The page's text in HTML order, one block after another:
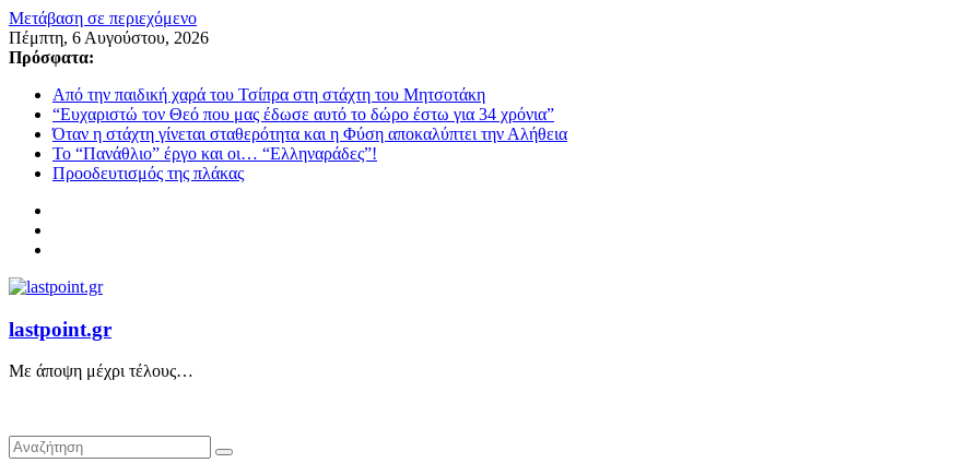
Μετάβαση σε περιεχόμενο
Πέμπτη, 6 Αυγούστου, 2026
Πρόσφατα:
Από την παιδική χαρά του Τσίπρα στη στάχτη του Μητσοτάκη
“Ευχαριστώ τον Θεό που μας έδωσε αυτό το δώρο έστω για 34 χρόνια”
Όταν η στάχτη γίνεται σταθερότητα και η Φύση αποκαλύπτει την Αλήθεια
Το “Πανάθλιο” έργο και οι… “Ελληναράδες”!
Προοδευτισμός της πλάκας
lastpoint.gr
Με άποψη μέχρι τέλους…